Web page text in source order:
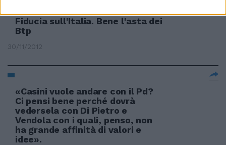
Fiducia sull'Italia. Bene l'asta dei
Btp
30/11/2012
«Casini vuole andare con il Pd?
Ci pensi bene perché dovrà
vedersela con Di Pietro e
Vendola con i quali, penso, non
ha grande affinità di valori e
idee».